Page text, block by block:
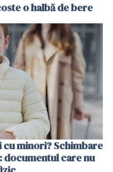
o halbă de bere
minori? Schimbare
care nu